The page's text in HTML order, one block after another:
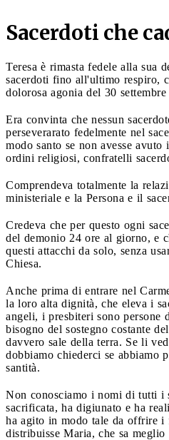
Sacerdoti che
Teresa è rimasta fedele alla sua
sacerdoti fino all'ultimo respiro,
dolorosa agonia del 30 settembre
Era convinta che nessun
perseverarato fedelmente nel
modo santo se non avesse
ordini religiosi, confratelli
Comprendeva totalmente la
ministeriale e la Persona e il
Credeva che per questo ogni
del demonio 24 ore al giorno, e
questi attacchi da solo, senza
Chiesa.
Anche prima di entrare nel
la loro alta dignità, che eleva i
angeli, i presbiteri sono persone
bisogno del sostegno costante
davvero sale della terra. Se li
dobbiamo chiederci se abbiamo
santità.
Non conosciamo i nomi di tutti i
sacrificata, ha digiunato e ha
ha agito in modo tale da offrire
distribuisse Maria, che sa